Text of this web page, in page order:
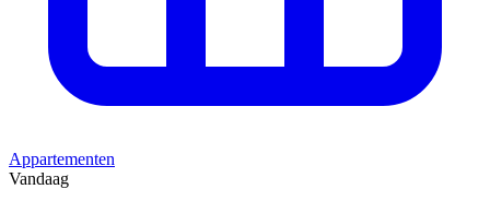
Appartementen
Vandaag